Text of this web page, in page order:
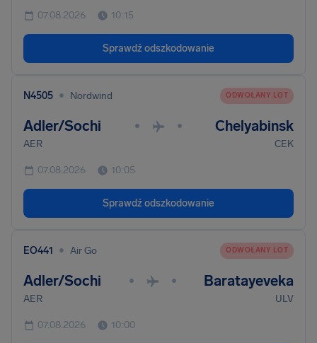
07.08.2026 10:15
Sprawdź odszkodowanie
N4505 • Nordwind ODWOŁANY LOT
Adler/Sochi • • Chelyabinsk
AER CEK
07.08.2026 10:05
Sprawdź odszkodowanie
EO441 • Air Go ODWOŁANY LOT
Adler/Sochi • • Baratayeveka
AER ULV
07.08.2026 10:00